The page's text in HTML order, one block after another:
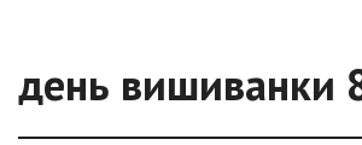
день вишиванки